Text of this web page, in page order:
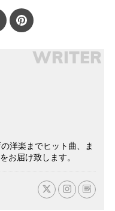
WRITER
洋楽までヒット曲、ま
お届け致します。